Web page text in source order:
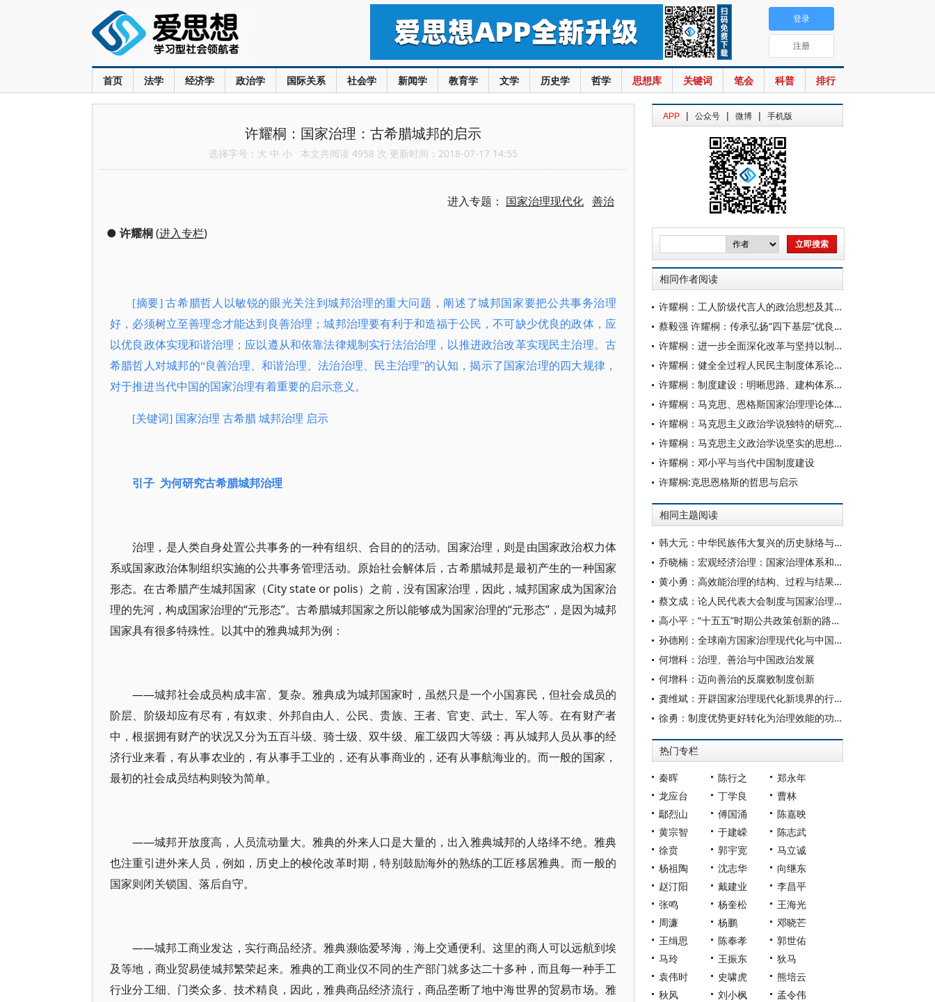
首页 法学 经济学 政治学 国际关系 社会学 新闻学 教育学 文学 历史学 哲学 思想库 关键词 笔会 科普 排行
登录
注册
许耀桐：国家治理：古希腊城邦的启示
选择字号： 大 中 小 本文共阅读 4958 次 更新时间：2018-07-17 14:55
进入专题： 国家治理现代化 善治
● 许耀桐(进入专栏)
[摘要] 古希腊哲人以敏锐的眼光关注到城邦治理的重大问题，阐述了城邦国家要把公共事务治理
好，必须树立至善理念才能达到良善治理；城邦治理要有利于和造福于公民，不可缺少优良的政体，应
以优良政体实现和谐治理；应以遵从和依靠法律规制实行法治治理，以推进政治改革实现民主治理。古
希腊哲人对城邦的“良善治理、和谐治理、法治治理、民主治理”的认知，揭示了国家治理的四大规律，
对于推进当代中国的国家治理有着重要的启示意义。
[关键词] 国家治理 古希腊 城邦治理 启示
引子 为何研究古希腊城邦治理
治理，是人类自身处置公共事务的一种有组织、合目的的活动。国家治理，则是由国家政治权力体
系或国家政治体制组织实施的公共事务管理活动。原始社会解体后，古希腊城邦是最初产生的一种国家
形态。在古希腊产生城邦国家（City state or polis）之前，没有国家治理，因此，城邦国家成为国家治
理的先河，构成国家治理的“元形态”。古希腊城邦国家之所以能够成为国家治理的“元形态”，是因为城邦
国家具有很多特殊性。以其中的雅典城邦为例：
——城邦社会成员构成丰富、复杂。雅典成为城邦国家时，虽然只是一个小国寡民，但社会成员的
阶层、阶级却应有尽有，有奴隶、外邦自由人、公民、贵族、王者、官吏、武士、军人等。在有财产者
中，根据拥有财产的状况又分为五百斗级、骑士级、双牛级、雇工级四大等级：再从城邦人员从事的经
济行业来看，有从事农业的，有从事手工业的，还有从事商业的，还有从事航海业的。而一般的国家，
最初的社会成员结构则较为简单。
——城邦开放度高，人员流动量大。雅典的外来人口是大量的，出入雅典城邦的人络绎不绝。雅典
也注重引进外来人员，例如，历史上的梭伦改革时期，特别鼓励海外的熟练的工匠移居雅典。而一般的
国家则闭关锁国、落后自守。
——城邦工商业发达，实行商品经济。雅典濒临爱琴海，海上交通便利。这里的商人可以远航到埃
及等地，商业贸易使城邦繁荣起来。雅典的工商业仅不同的生产部门就多达二十多种，而且每一种手工
行业分工细、门类众多、技术精良，因此，雅典商品经济流行，商品垄断了地中海世界的贸易市场。雅
APP | 公众号 | 微博 | 手机版
相同作者阅读
许耀桐：工人阶级代言人的政治思想及其现实意蕴——纪念圣西门逝世200周年
蔡毅强 许耀桐：传承弘扬“四下基层”优良作风
许耀桐：进一步全面深化改革与坚持以制度建设为主线阐论
许耀桐：健全全过程人民民主制度体系论析
许耀桐：制度建设：明晰思路、建构体系和优势转化
许耀桐：马克思、恩格斯国家治理理论体系探赜
许耀桐：马克思主义政治学说独特的研究进路
许耀桐：马克思主义政治学说坚实的思想基础
许耀桐：邓小平与当代中国制度建设
许耀桐:克思恩格斯的哲思与启示
相同主题阅读
韩大元：中华民族伟大复兴的历史脉络与宪法内涵
乔晓楠：宏观经济治理：国家治理体系和治理能力现代化在经济领域的集中体现
黄小勇：高效能治理的结构、过程与结果逻辑
蔡文成：论人民代表大会制度与国家治理现代化
高小平：“十五五”时期公共政策创新的路径、动力和方法论
孙德刚：全球南方国家治理现代化与中国经验
何增科：治理、善治与中国政治发展
何增科：迈向善治的反腐败制度创新
龚维斌：开辟国家治理现代化新境界的行动指南
徐勇：制度优势更好转化为治理效能的功能视角
热门专栏
秦晖 陈行之
郑永年
龙应台
丁学良
曹林
鄢烈山
傅国涌
陈嘉映
黄宗智
于建嵘
陈志武
徐贲
郭宇宽
马立诚
杨祖陶
沈志华
向继东
赵汀阳
戴建业
李昌平
张鸣
杨奎松
王海光
周濂
杨鹏
邓晓芒
王缉思
陈奉孝
郭世佑
马玲
王振东
狄马
袁伟时
史啸虎
熊培云
秋风
刘小枫
孟令伟